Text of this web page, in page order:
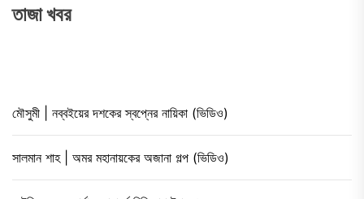
তাজা খবর
মৌসুমী | নব্বইয়ের দশকের স্বপ্নের নায়িকা (ভিডিও)
সালমান শাহ | অমর মহানায়কের অজানা গল্প (ভিডিও)